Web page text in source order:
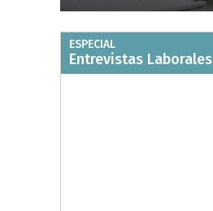
ESPECIAL
Entrevistas Laborales